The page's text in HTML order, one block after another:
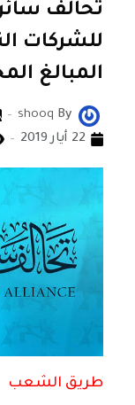
تحالف
المبالغ
By
shooq
22 أيار 2019
طريق الشعب